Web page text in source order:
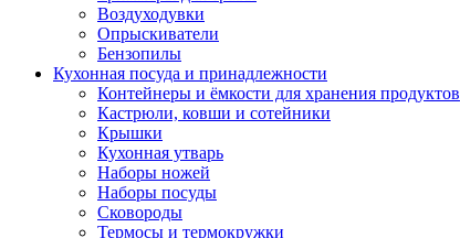
Воздуходувки
Опрыскиватели
Бензопилы
Кухонная посуда и принадлежности
Контейнеры и ёмкости для хранения продуктов
Кастрюли, ковши и сотейники
Крышки
Кухонная утварь
Наборы ножей
Наборы посуды
Сковороды
Термосы и термокружки